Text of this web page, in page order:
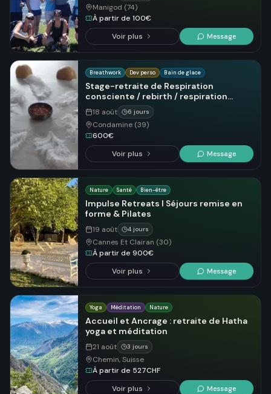
Manigod (74)
À partir de 100€
Voir plus
Message
Breathwork Dev perso Bain de glace
Stage-retraite de Respiration
consciente / rebirth / respiration
holotropique
18 août 6 jours
Condamine (39)
600€
Voir plus
Message
Nature Santé Bien-être
Impulse Retreats I Séjours remise en
forme & Pilates
19 août 4 jours
Cannes Et Clairan (30)
À partir de 900€
Voir plus
Message
Yoga Méditation Nature
Accueil et Ancrage : retraite de Hatha
yoga et méditation
21 août 3 jours
Chemin, Suisse
À partir de 527CHF
Voir plus
Message